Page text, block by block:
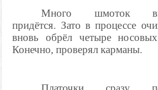
Много шмоток
придётся. Зато в процессе
вновь обрёл четыре носовых
Конечно, проверял карманы.